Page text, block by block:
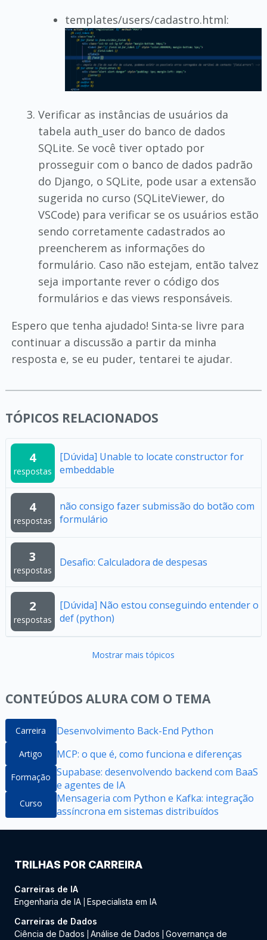
templates/users/cadastro.html:
Verificar as instâncias de usuários da
tabela auth_user do banco de dados
SQLite. Se você tiver optado por
prosseguir com o banco de dados padrão
do Django, o SQLite, pode usar a extensão
sugerida no curso (SQLiteViewer, do
VSCode) para verificar se os usuários estão
sendo corretamente cadastrados ao
preencherem as informações do
formulário. Caso não estejam, então talvez
seja importante rever o código dos
formulários e das views responsáveis.
Espero que tenha ajudado! Sinta-se livre para
continuar a discussão a partir da minha
resposta e, se eu puder, tentarei te ajudar.
TÓPICOS RELACIONADOS
4
respostas
[Dúvida] Unable to locate constructor for
embeddable
4
respostas
não consigo fazer submissão do botão com
formulário
3
respostas
Desafio: Calculadora de despesas
2
respostas
[Dúvida] Não estou conseguindo entender o
def (python)
Mostrar mais tópicos
CONTEÚDOS ALURA COM O TEMA
Carreira Desenvolvimento Back-End Python
Artigo MCP: o que é, como funciona e diferenças
Formação Supabase: desenvolvendo backend com BaaS
e agentes de IA
Curso
Mensageria com Python e Kafka: integração
assíncrona em sistemas distribuídos
TRILHAS POR CARREIRA
Carreiras de IA
Engenharia de IA Especialista em IA
Carreiras de Dados
Ciência de Dados
Análise de Dados
Governança de